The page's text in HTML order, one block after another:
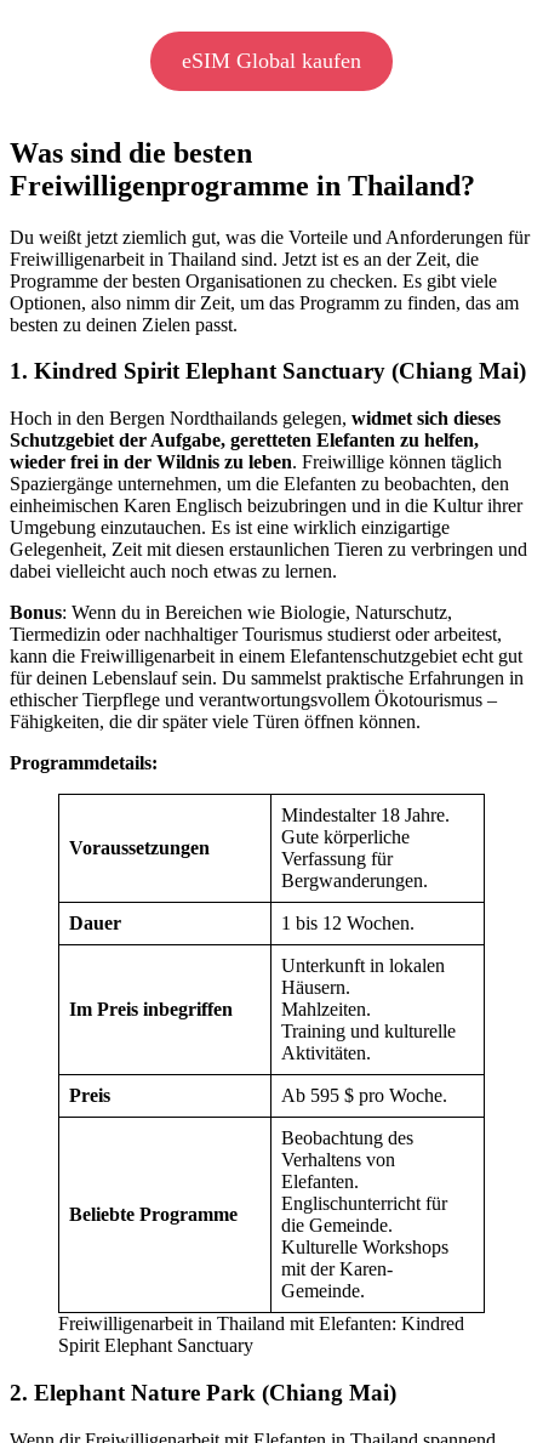
eSIM Global kaufen
Was sind die besten
Freiwilligenprogramme in Thailand?
Du weißt jetzt ziemlich gut, was die Vorteile und Anforderungen für
Freiwilligenarbeit in Thailand sind. Jetzt ist es an der Zeit, die
Programme der besten Organisationen zu checken. Es gibt viele
Optionen, also nimm dir Zeit, um das Programm zu finden, das am
besten zu deinen Zielen passt.
1. Kindred Spirit Elephant Sanctuary (Chiang Mai)
Hoch in den Bergen Nordthailands gelegen, widmet sich dieses
Schutzgebiet der Aufgabe, geretteten Elefanten zu helfen,
wieder frei in der Wildnis zu leben. Freiwillige können täglich
Spaziergänge unternehmen, um die Elefanten zu beobachten, den
einheimischen Karen Englisch beizubringen und in die Kultur ihrer
Umgebung einzutauchen. Es ist eine wirklich einzigartige
Gelegenheit, Zeit mit diesen erstaunlichen Tieren zu verbringen und
dabei vielleicht auch noch etwas zu lernen.
Bonus: Wenn du in Bereichen wie Biologie, Naturschutz,
Tiermedizin oder nachhaltiger Tourismus studierst oder arbeitest,
kann die Freiwilligenarbeit in einem Elefantenschutzgebiet echt gut
für deinen Lebenslauf sein. Du sammelst praktische Erfahrungen in
ethischer Tierpflege und verantwortungsvollem Ökotourismus –
Fähigkeiten, die dir später viele Türen öffnen können.
Programmdetails:
Voraussetzungen
Mindestalter 18 Jahre.
Gute körperliche
Verfassung für
Bergwanderungen.
Dauer 1 bis 12 Wochen.
Im Preis inbegriffen
Unterkunft in lokalen
Häusern.
Mahlzeiten.
Training und kulturelle
Aktivitäten.
Preis Ab 595 $ pro Woche.
Beliebte Programme
Beobachtung des
Verhaltens von
Elefanten.
Englischunterricht für
die Gemeinde.
Kulturelle Workshops
mit der Karen-
Gemeinde.
Freiwilligenarbeit in Thailand mit Elefanten: Kindred
Spirit Elephant Sanctuary
2. Elephant Nature Park (Chiang Mai)